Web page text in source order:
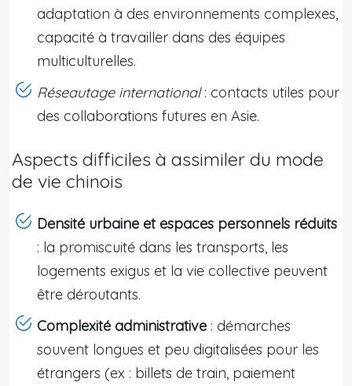
adaptation à des environnements complexes,
capacité à travailler dans des équipes
multiculturelles.
Réseautage international: contacts utiles pour
des collaborations futures en Asie.
Aspects difficiles à assimiler du mode
de vie chinois
Densité urbaine et espaces personnels réduits
: la promiscuité dans les transports, les
logements exigus et la vie collective peuvent
être déroutants.
Complexité administrative : démarches
souvent longues et peu digitalisées pour les
étrangers (ex : billets de train, paiement